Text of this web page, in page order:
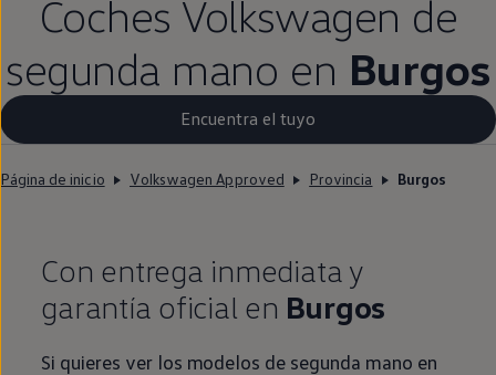
Coches Volkswagen de
segunda mano en Burgos
Encuentra el tuyo
Página de inicio Volkswagen Approved Provincia Burgos
Con entrega inmediata y
garantía oficial en Burgos
Si quieres ver los modelos de segunda mano en